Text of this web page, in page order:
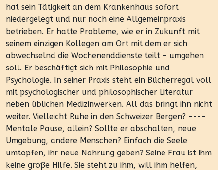
hat sein Tätigkeit an dem Krankenhaus sofort
niedergelegt und nur noch eine Allgemeinpraxis
betrieben. Er hatte Probleme, wie er in Zukunft mit
seinem einzigen Kollegen am Ort mit dem er sich
abwechselnd die Wochenenddienste teilt - umgehen
soll. Er beschäftigt sich mit Philosophie und
Psychologie. In seiner Praxis steht ein Bücherregal voll
mit psychologischer und philosophischer Literatur
neben üblichen Medizinwerken. All das bringt ihn nicht
weiter. Vielleicht Ruhe in den Schweizer Bergen? ----
Mentale Pause, allein? Sollte er abschalten, neue
Umgebung, andere Menschen? Einfach die Seele
umtopfen, ihr neue Nahrung geben? Seine Frau ist ihm
keine große Hilfe. Sie steht zu ihm, will ihm helfen,